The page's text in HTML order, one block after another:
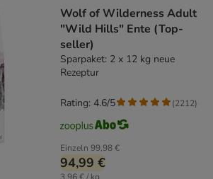
Wolf of Wilderness Adult
"Wild Hills" Ente (Top-
seller)
Sparpaket: 2 x 12 kg neue
Rezeptur
Einzeln 99,98 €
94,99 €
Rating: 4.6/5 (2212)